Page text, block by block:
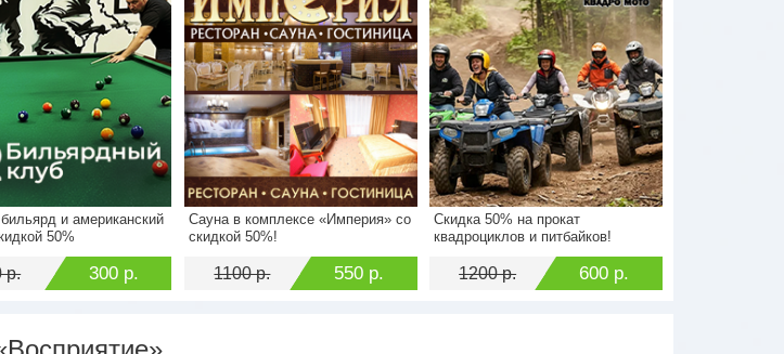
600 р.
и американский
50%
р. 300 р.
Стоимость
1100 р.
Экономия
Сауна в комплексе «Империя» со
скидкой 50%!
1100 р. 550 р.
Стоимость
Экономия
Скидка 50% на прокат
квадроциклов и питбайков!
1200 р. 600 р.